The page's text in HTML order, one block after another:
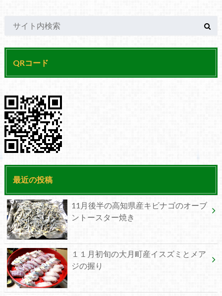
QRコード
最近の投稿
11月後半の高知県産キビナゴのオーブ
ントースター焼き
１１月初旬の大月町産イスズミとメア
ジの握り